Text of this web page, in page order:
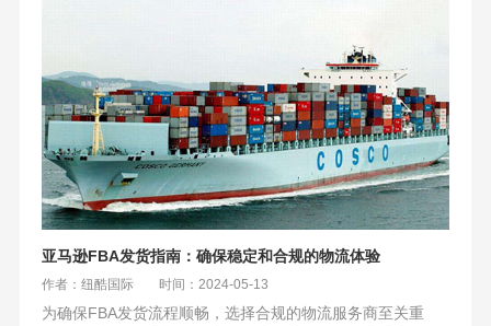
亚马逊FBA发货指南：确保稳定和合规的物流体验
作者：纽酷国际 时间：2024-05-13
为确保FBA发货流程顺畅，选择合规的物流服务商至关重